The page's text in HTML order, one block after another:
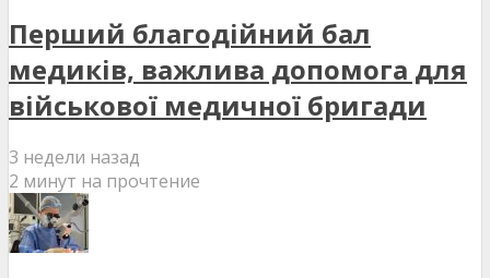
Перший благодійний бал
медиків, важлива допомога для
військової медичної бригади
3 недели назад
2 минут на прочтение